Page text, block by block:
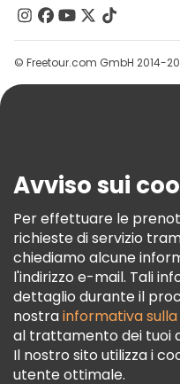
Contattaci
Gruppi
Aiuto
Termini E Condizioni
Informativa Sui Cookie
Freetour Premi
Programma Di
© Freetour.com GmbH 2014-
Avviso sui
Per effettuare le
richieste di servizio
chiediamo alcune
l'indirizzo e-mail. Tali
dettaglio durante il
nostrainformativa
al trattamento dei tuoi
Il nostro sito utilizza i
utente ottimale.